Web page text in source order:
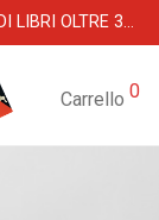
SPEDIZIONI GRATUITE IN ITALIA PER ORDINI DI LIBRI OLTRE 39 €
Carrello 0